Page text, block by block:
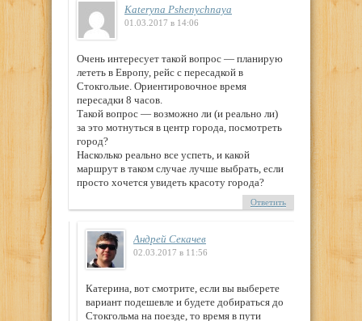
Kateryna Pshenychnaya
01.03.2017 в 14:06
Очень интересует такой вопрос — планирую
лететь в Европу, рейс с пересадкой в
Стокгольие. Ориентировочное время
пересадки 8 часов.
Такой вопрос — возможно ли (и реально ли)
за это мотнуться в центр города, посмотреть
город?
Насколько реально все успеть, и какой
маршрут в таком случае лучше выбрать, если
просто хочется увидеть красоту города?
Ответить
Андрей Секачев
02.03.2017 в 11:56
Катерина, вот смотрите, если вы выберете
вариант подешевле и будете добираться до
Стокгольма на поезде, то время в пути